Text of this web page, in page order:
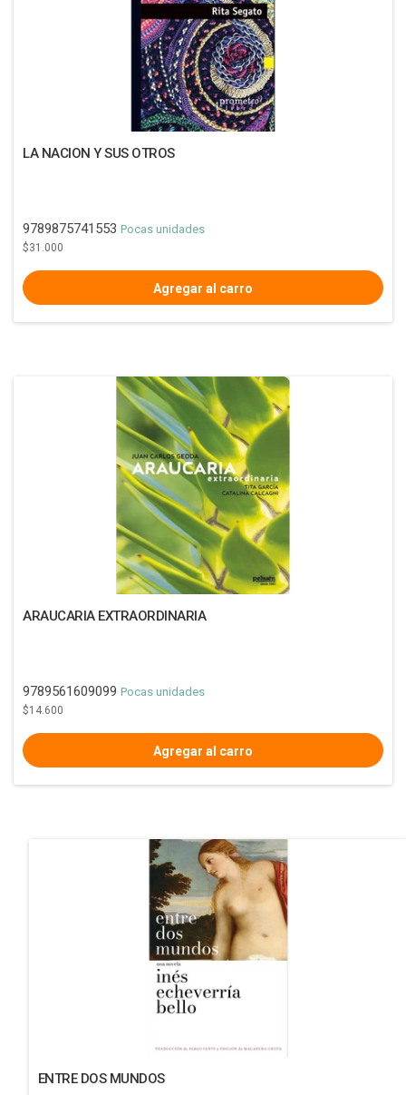
LA NACION Y SUS OTROS
9789875741553 Pocas unidades
$31.000
ARAUCARIA EXTRAORDINARIA
9789561609099 Pocas unidades
$14.600
ENTRE DOS MUNDOS